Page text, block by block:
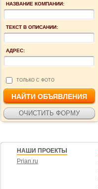
НАЗВАНИЕ КОМПАНИИ:
ТЕКСТ В ОПИСАНИИ:
АДРЕС:
ТОЛЬКО С ФОТО
НАШИ ПРОЕКТЫ
Prian.ru